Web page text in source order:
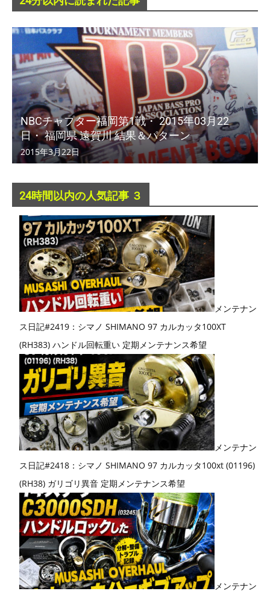
NBCチャプター福岡第1戦・ 2015年03月22
日・ 福岡県 遠賀川 結果＆パターン
2015年3月22日
24時間以内の人気記事 ３
メンテナン
ス日記#2419：シマノ SHIMANO 97 カルカッタ100XT
(RH383) ハンドル回転重い 定期メンテナンス希望
メンテナン
ス日記#2418：シマノ SHIMANO 97 カルカッタ100xt (01196)
(RH38) ガリゴリ異音 定期メンテナンス希望
メンテナン